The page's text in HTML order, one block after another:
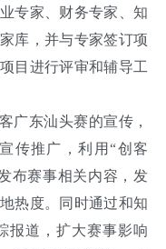
专家、财务专家、知
库，并与专家签订项
目进行评审和辅导工
东汕头赛的宣传，
传推广，利用“创客
布赛事相关内容，发
热度。同时通过和知
报道，扩大赛事影响